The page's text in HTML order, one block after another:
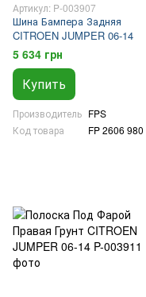
Артикул: P-003907
Шина Бампера Задняя
CITROEN JUMPER 06-14
5 634 грн
Купить
Производитель FPS
Код товара
FP 2606 980